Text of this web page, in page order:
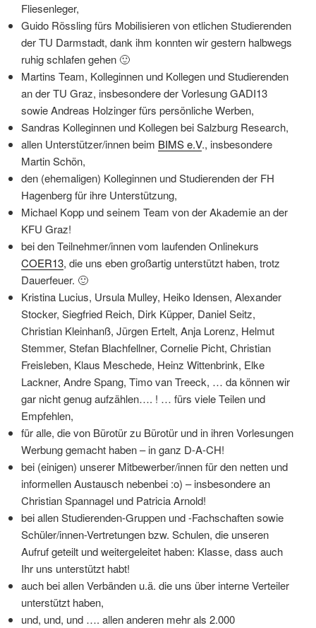
Fliesenleger,
Guido Rössling fürs Mobilisieren von etlichen Studierenden
der TU Darmstadt, dank ihm konnten wir gestern halbwegs
ruhig schlafen gehen 🙂
Martins Team, Kolleginnen und Kollegen und Studierenden
an der TU Graz, insbesondere der Vorlesung GADI13
sowie Andreas Holzinger fürs persönliche Werben,
Sandras Kolleginnen und Kollegen bei Salzburg Research,
allen Unterstützer/innen beim BIMS e.V., insbesondere
Martin Schön,
den (ehemaligen) Kolleginnen und Studierenden der FH
Hagenberg für ihre Unterstützung,
Michael Kopp und seinem Team von der Akademie an der
KFU Graz!
bei den Teilnehmer/innen vom laufenden Onlinekurs
COER13, die uns eben großartig unterstützt haben, trotz
Dauerfeuer. 🙂
Kristina Lucius, Ursula Mulley, Heiko Idensen, Alexander
Stocker, Siegfried Reich, Dirk Küpper, Daniel Seitz,
Christian Kleinhanß, Jürgen Ertelt, Anja Lorenz, Helmut
Stemmer, Stefan Blachfellner, Cornelie Picht, Christian
Freisleben, Klaus Meschede, Heinz Wittenbrink, Elke
Lackner, Andre Spang, Timo van Treeck, … da können wir
gar nicht genug aufzählen…. ! … fürs viele Teilen und
Empfehlen,
für alle, die von Bürotür zu Bürotür und in ihren Vorlesungen
Werbung gemacht haben – in ganz D-A-CH!
bei (einigen) unserer Mitbewerber/innen für den netten und
informellen Austausch nebenbei :o) – insbesondere an
Christian Spannagel und Patricia Arnold!
bei allen Studierenden-Gruppen und -Fachschaften sowie
Schüler/innen-Vertretungen bzw. Schulen, die unseren
Aufruf geteilt und weitergeleitet haben: Klasse, dass auch
Ihr uns unterstützt habt!
auch bei allen Verbänden u.ä. die uns über interne Verteiler
unterstützt haben,
und, und, und …. allen anderen mehr als 2.000